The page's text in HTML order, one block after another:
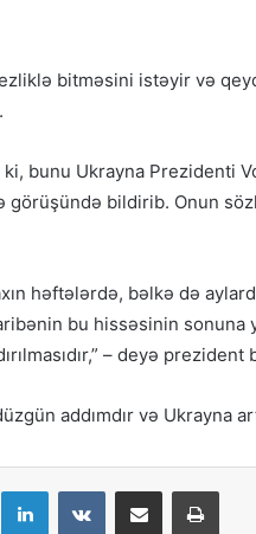
bitməsini istəyir və
ki, bunu Ukrayna Prezidenti
görüşündə bildirib. Onun
həftələrdə, bəlkə də
bu hissəsinin sonuna
– deyə prezident
addımdır və Ukrayna
LinkedInVKontakteShare via Email Print